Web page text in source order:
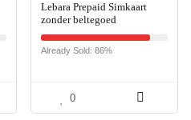
Lebara Prepaid Simkaart
zonder beltegoed
Already Sold: 86%
0